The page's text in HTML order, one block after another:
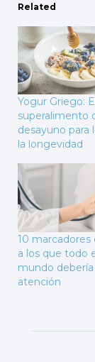
Related
Yogur Griego:
superalimento
desayuno para
la longevidad
10 marcadores
a los que todo
mundo
atención